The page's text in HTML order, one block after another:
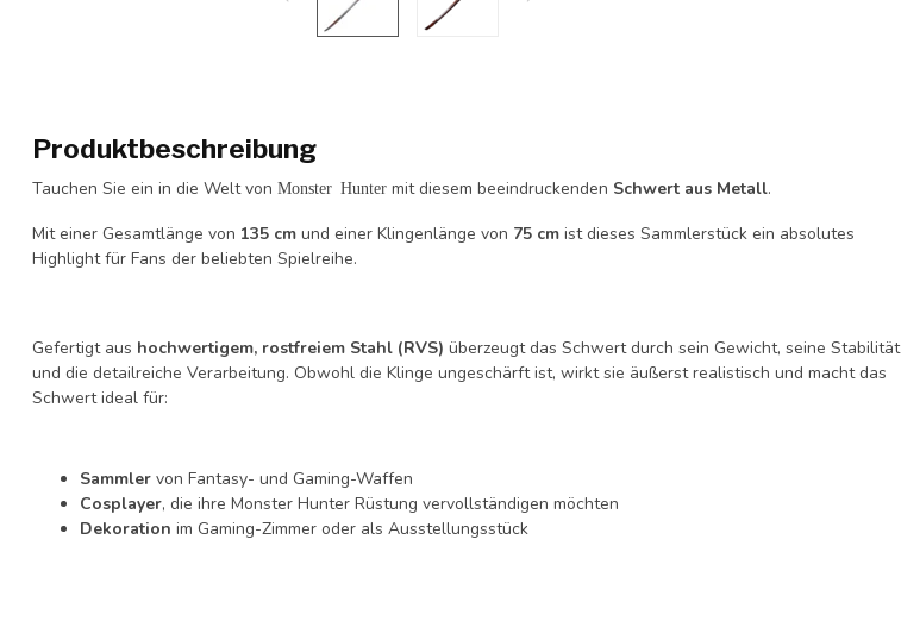
Produktbeschreibung
Tauchen Sie ein in die Welt von Monster Hunter mit diesem beeindruckenden Schwert aus Metall.
Mit einer Gesamtlänge von 135 cm und einer Klingenlänge von 75 cm ist dieses Sammlerstück ein absolutes
Highlight für Fans der beliebten Spielreihe.
Gefertigt aus hochwertigem, rostfreiem Stahl (RVS) überzeugt das Schwert durch sein Gewicht, seine Stabilität
und die detailreiche Verarbeitung. Obwohl die Klinge ungeschärft ist, wirkt sie äußerst realistisch und macht das
Schwert ideal für:
Sammler von Fantasy- und Gaming-Waffen
Cosplayer, die ihre Monster Hunter Rüstung vervollständigen möchten
Dekoration im Gaming-Zimmer oder als Ausstellungsstück